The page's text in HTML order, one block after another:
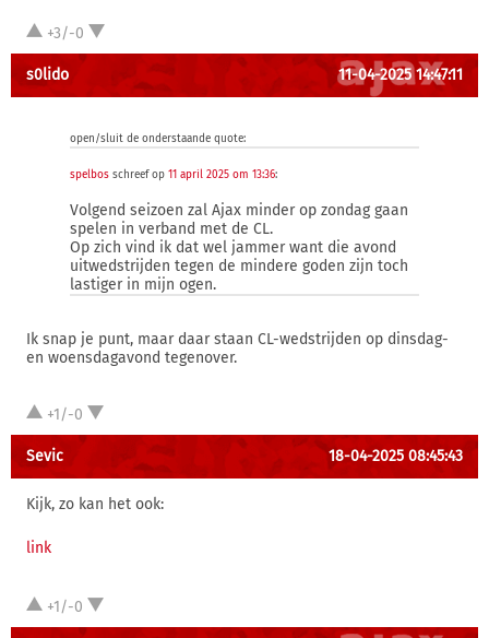
+3/-0
s0lido 11-04-2025 14:47:11
open/sluit de onderstaande quote:
spelbos schreef op 11 april 2025 om 13:36:
Volgend seizoen zal Ajax minder op zondag gaan
spelen in verband met de CL.
Op zich vind ik dat wel jammer want die avond
uitwedstrijden tegen de mindere goden zijn toch
lastiger in mijn ogen.
Ik snap je punt, maar daar staan CL-wedstrijden op dinsdag-
en woensdagavond tegenover.
+1/-0
Sevic 18-04-2025 08:45:43
Kijk, zo kan het ook:
link
+1/-0